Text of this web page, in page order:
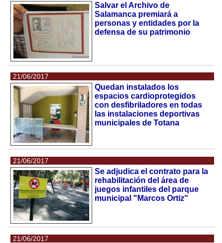
Salvar el Archivo de
Salamanca premiará a
personas y entidades por la
defensa de su patrimonio
21/06/2017
Quedan instalados los
espacios cardioprotegidos
con desfibriladores en todas
las instalaciones deportivas
municipales de Totana
21/06/2017
Se adjudica el contrato para la
rehabilitación del área de
juegos infantiles del parque
municipal "Marcos Ortiz"
21/06/2017